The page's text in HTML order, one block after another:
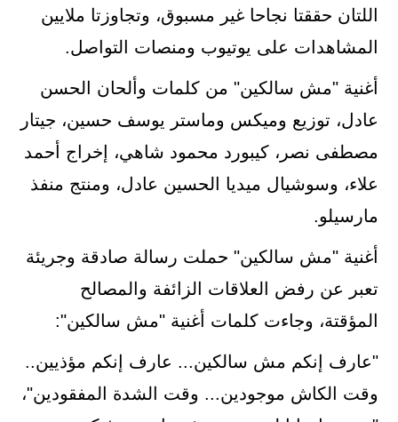
اللتان حققتا نجاحا غير مسبوق، وتجاوزتا ملايين
المشاهدات على يوتيوب ومنصات التواصل.
أغنية "مش سالكين" من كلمات وألحان الحسن
عادل، توزيع وميكس وماستر يوسف حسين، جيتار
مصطفى نصر، كيبورد محمود شاهي، إخراج أحمد
علاء، وسوشيال ميديا الحسين عادل، ومنتج منفذ
مارسيلو.
أغنية "مش سالكين" حملت رسالة صادقة وجريئة
تعبر عن رفض العلاقات الزائفة والمصالح
المؤقتة، وجاءت كلمات أغنية "مش سالكين":
"عارف إنكم مش سالكين... عارف إنكم مؤذيين..
وقت الكاش موجودين... وقت الشدة المفقودين"،